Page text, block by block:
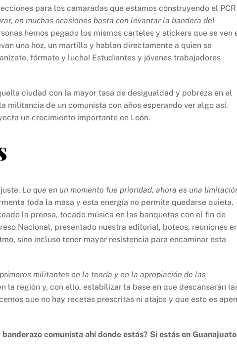
para los camaradas que estamos construyendo el PCR
en muchas ocasiones basta con levantar la bandera del
hemos pegado los mismos carteles y stickers que se ven
una hoz, un martillo y hablan directamente a quien se
fórmate y lucha! Estudiantes y jóvenes trabajadores
ciudad con la mayor tasa de desigualdad y pobreza en el
militancia de un comunista con años esperando ver algo así.
un crecimiento importante en León.
Lo que en un momento fue prioridad, ahora es una
toda la masa y esta energía no permite quedarse quieta.
la prensa, tocado música en las banquetas con el fin de
Nacional, presentado nuestra editorial, boteos, reuniones
sino incluso tener mayor resistencia para encaminar esta
militantes en la teoría y en la apropiación de las
la región y, con ello, estabilizar la base en que descansarán
que no hay recetas prescritas ni atajos y que esto es
comunista ahí donde estás? Si estás en